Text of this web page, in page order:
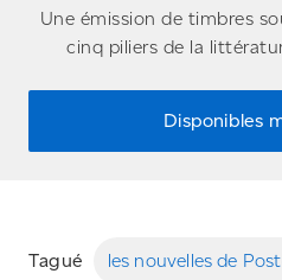
Une émission de timbres
cinq piliers de la
Disponibles
Tagué les nouvelles de